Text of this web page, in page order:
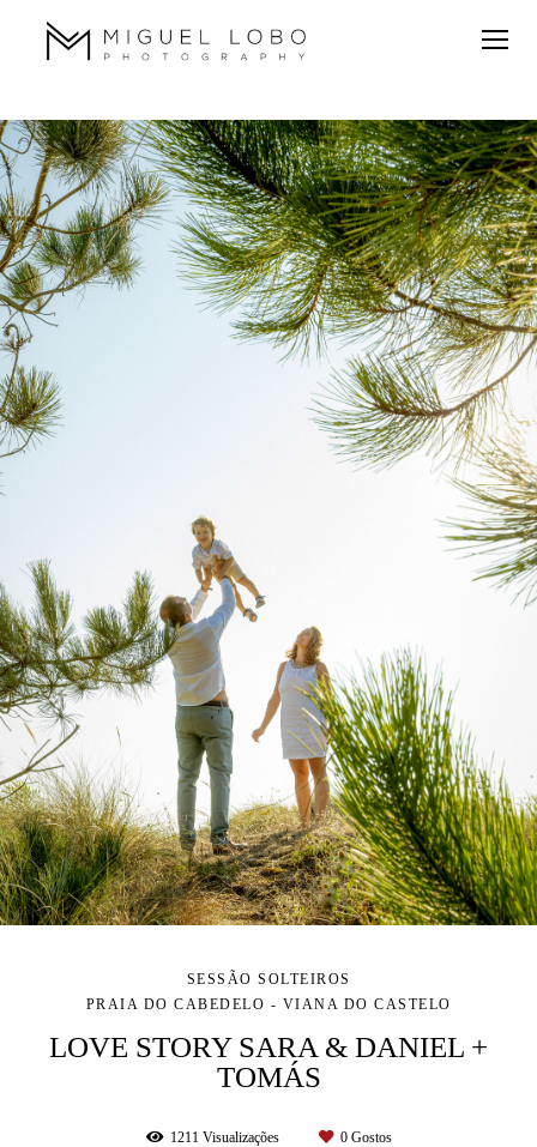
SESSÃO SOLTEIROS
PRAIA DO CABEDELO - VIANA DO CASTELO
LOVE STORY SARA & DANIEL +
TOMÁS
1211 Visualizações 0Gostos